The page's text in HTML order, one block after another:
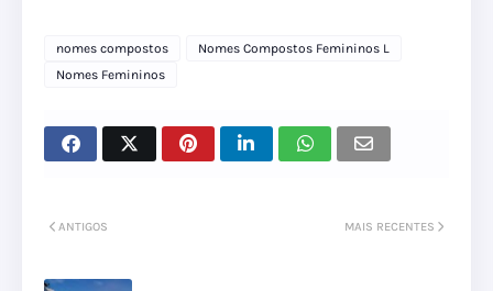
nomes compostos
Nomes Compostos Femininos L
Nomes Femininos
MAIS RECENTES
ANTIGOS